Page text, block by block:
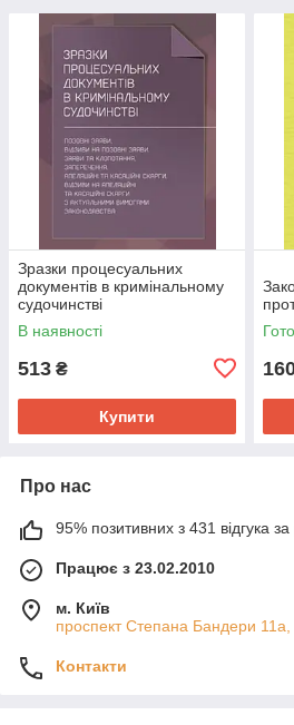
Зразки процесуальних
документів в кримінальному
судочинстві
В наявності
513 ₴
Купити
Про нас
95% позитивних з 431 відгука за
Працює з 23.02.2010
м. Київ
проспект Степана Бандери 11а,
Контакти